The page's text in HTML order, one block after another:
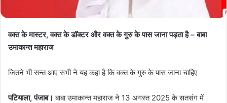
वक्त के मास्टर, वक्त के डॉक्टर और वक्त के गुरु के पास जाना पड़ता है – बाबा
उमाकान्त महाराज
जितने भी सन्त आए सभी ने यह कहा है कि वक्त के गुरु के पास जाना चाहिए
पटियाला, पंजाब। बाबा उमाकान्त महाराज ने 13 अगस्त 2025 के सतसंग में